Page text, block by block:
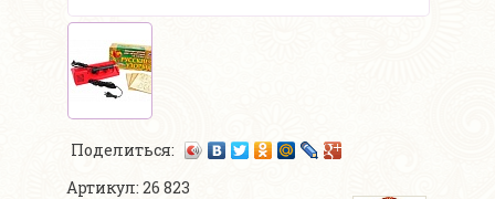
Поделиться:
Артикул: 26 823